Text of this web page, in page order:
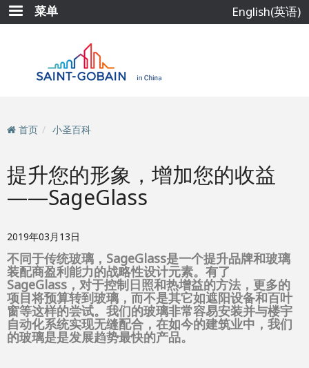
跳
转
菜单 English(英语)
首页 小圣百科
提升您的形象，增加您的收益
——SageGlass
2019年03月13日
不同于传统玻璃，SageGlass是一个提升品牌和玻璃
装配商盈利能力的战略性设计元素。有了
SageGlass，对于控制日照和热增益的方法，更多的
项目将预算转到玻璃，而不是其它如遮阳设备和百叶
窗等这样的尝试。我们的玻璃非常容易安装并与楼宇
自动化系统实现无缝配合，在如今的建筑业中，我们
的玻璃是是发展趋势最快的产品。